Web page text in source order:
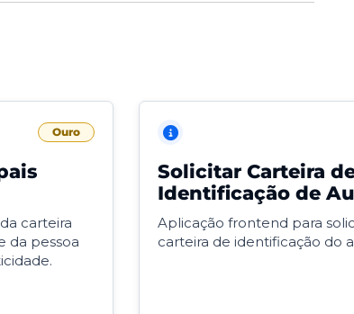
Ouro
carteira
da pessoa
Solicitar Carteira
Identificação de
Aplicação frontend para
carteira de identificação do